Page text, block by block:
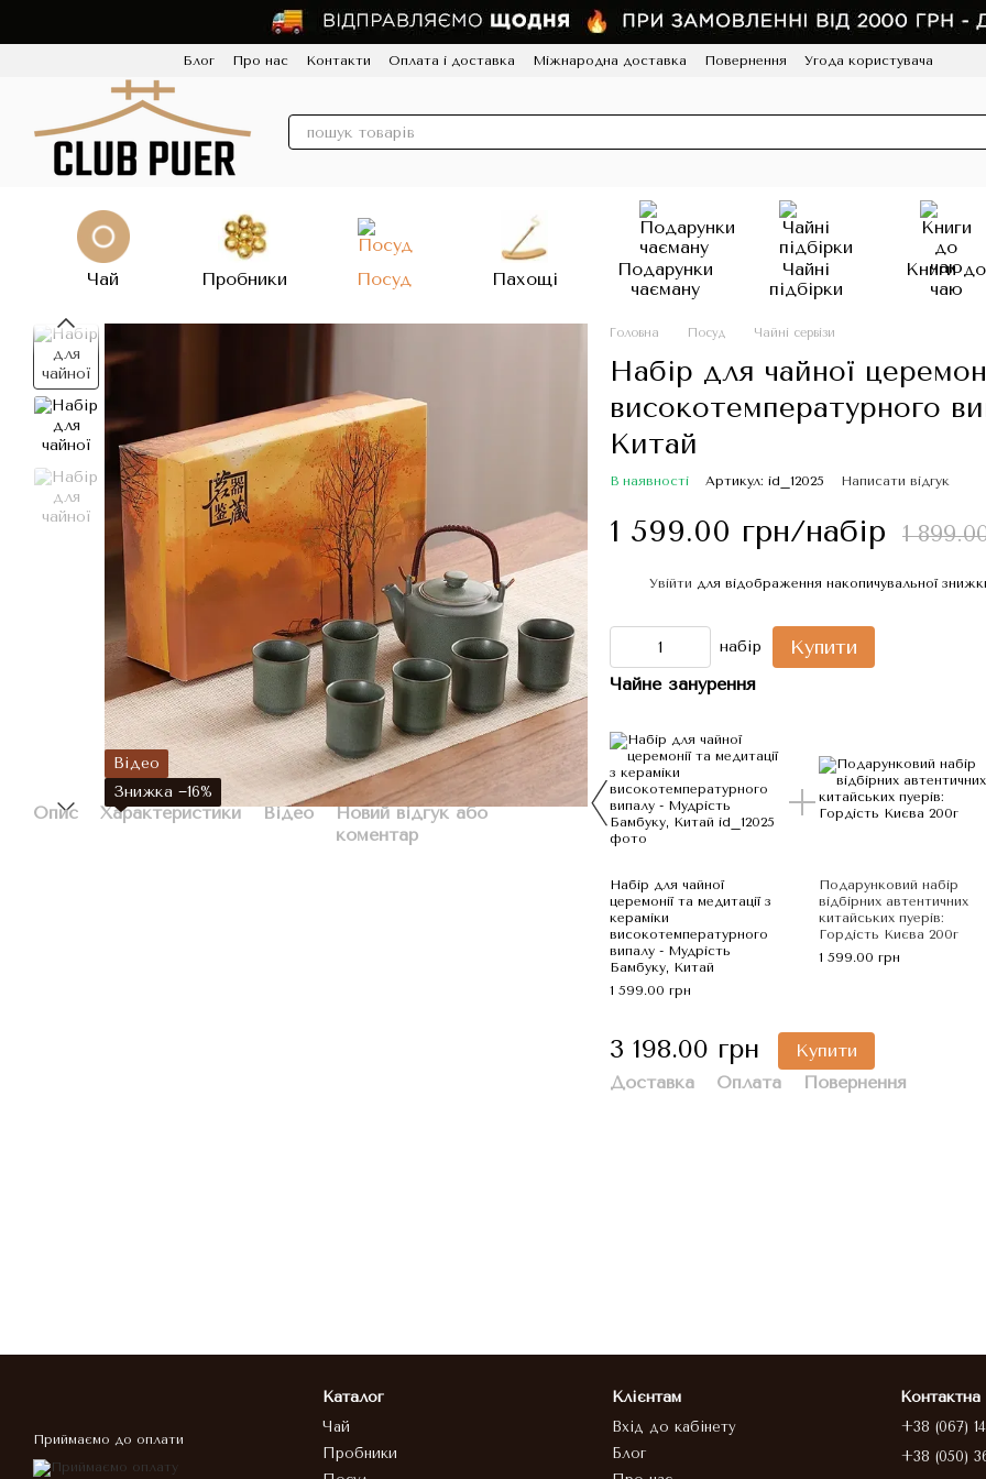
Блог Про нас Контакти Оплата і доставка Міжнародна доставка Повернення
Угода користувача
Чай Пробники Посуд Пахощі
Подарунки
чаєману
Чайні
підбірки
Книги до
чаю
Відео
Знижка −16%
Опис Характеристики Відео
Новий відгук або
коментар
Головна Посуд Чайні сервізи
Набір для чайної
високотемпературного
Китай
В наявності Артикул: id_12025 Написати відгук
1 599.00 грн/набір 1
Увійти для відображення накопичувальної
набір Купити
Чайне занурення
Набір для чайної
церемонії та медитації з
кераміки
високотемпературного
випалу - Мудрість
Бамбуку, Китай
1 599.00 грн
Подарунковий набір
відбірних автентичних
китайських пуерів:
Гордість Києва 200г
1 599.00 грн
3 198.00 грн Купити
Доставка Оплата Повернення
Приймаємо до оплати
Каталог
Чай
Пробники
Клієнтам
Вхід до кабінету
Блог
+38 (067)
+38 (050)